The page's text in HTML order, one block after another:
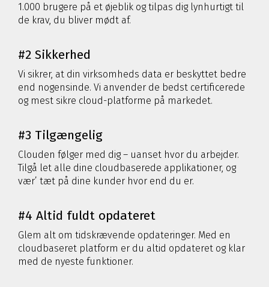
1.000 brugere på et øjeblik og tilpas dig lynhurtigt til
de krav, du bliver mødt af.
#2 Sikkerhed
Vi sikrer, at din virksomheds data er beskyttet bedre
end nogensinde. Vi anvender de bedst certificerede
og mest sikre cloud-platforme på markedet.
#3 Tilgængelig
Clouden følger med dig – uanset hvor du arbejder.
Tilgå let alle dine cloudbaserede applikationer, og
vær’ tæt på dine kunder hvor end du er.
#4 Altid fuldt opdateret
Glem alt om tidskrævende opdateringer. Med en
cloudbaseret platform er du altid opdateret og klar
med de nyeste funktioner.